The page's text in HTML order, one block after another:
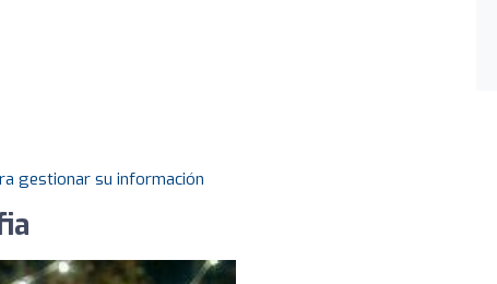
gestionar su información